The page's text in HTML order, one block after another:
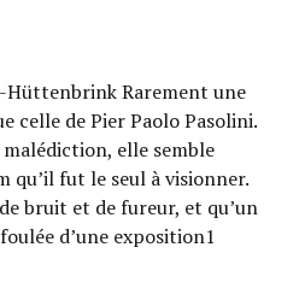
Hüttenbrink Rarement une
celle de Pier Paolo Pasolini.
malédiction, elle semble
qu’il fut le seul à visionner.
bruit et de fureur, et qu’un
d’une exposition1